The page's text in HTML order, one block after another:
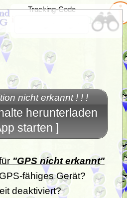
nicht erkannt ! ! !
herunterladen
starten ]
"GPS nicht erkannt"
fähiges Gerät?
deaktiviert?
Tracking-Code